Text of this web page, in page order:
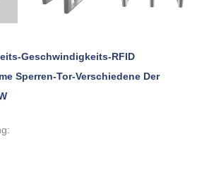
Geschwindigkeits-RFID
Sperren-Tor-Verschiedene Der